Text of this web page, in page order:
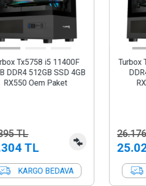
Tx5792 i7 7700 16GB
512GB SSD 8GB
RX580 Oem Paket
TL
TL
KARGO BEDAVA
Turbox
Ram